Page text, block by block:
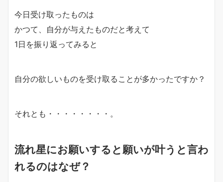
今日受け取ったものは
かつて、自分が与えたものだと考えて
1日を振り返ってみると
自分の欲しいものを受け取ることが多かったですか？
それとも・・・・・・・・。
流れ星にお願いすると願いが叶うと言わ
れるのはなぜ？